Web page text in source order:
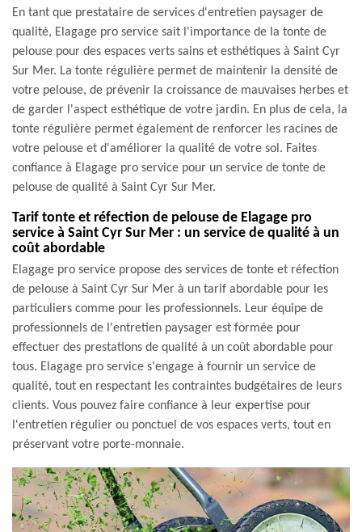
En tant que prestataire de services d'entretien paysager de
qualité, Elagage pro service sait l'importance de la tonte de
pelouse pour des espaces verts sains et esthétiques à Saint Cyr
Sur Mer. La tonte régulière permet de maintenir la densité de
votre pelouse, de prévenir la croissance de mauvaises herbes et
de garder l'aspect esthétique de votre jardin. En plus de cela, la
tonte régulière permet également de renforcer les racines de
votre pelouse et d'améliorer la qualité de votre sol. Faites
confiance à Elagage pro service pour un service de tonte de
pelouse de qualité à Saint Cyr Sur Mer.
Tarif tonte et réfection de pelouse de Elagage pro
service à Saint Cyr Sur Mer : un service de qualité à un
coût abordable
Elagage pro service propose des services de tonte et réfection
de pelouse à Saint Cyr Sur Mer à un tarif abordable pour les
particuliers comme pour les professionnels. Leur équipe de
professionnels de l'entretien paysager est formée pour
effectuer des prestations de qualité à un coût abordable pour
tous. Elagage pro service s'engage à fournir un service de
qualité, tout en respectant les contraintes budgétaires de leurs
clients. Vous pouvez faire confiance à leur expertise pour
l'entretien régulier ou ponctuel de vos espaces verts, tout en
préservant votre porte-monnaie.